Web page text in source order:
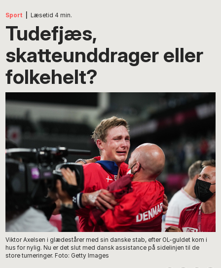
Sport Læsetid 4 min.
Tudefjæs,
skatteunddrager eller
folkehelt?
Viktor Axelsen i glædestårer med sin danske stab, efter OL-guldet kom i
hus for nylig. Nu er det slut med dansk assistance på sidelinjen til de
store turneringer. Foto: Getty Images